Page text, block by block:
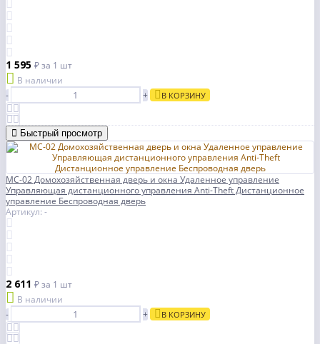
1 595 ₽за 1 шт
В наличии
-
+ В КОРЗИНУ
Быстрый просмотр
MC-02 Домохозяйственная дверь и окна Удаленное управление
Управляющая дистанционного управления Anti-Theft Дистанционное
управление Беспроводная дверь
Артикул: -
2 611 ₽за 1 шт
В наличии
-
+ В КОРЗИНУ